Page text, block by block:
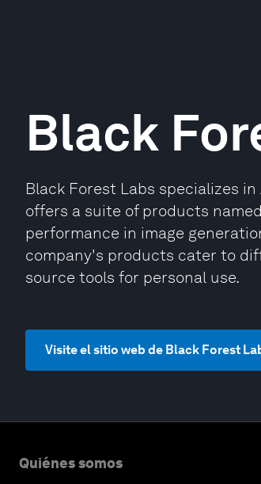
Black
Black Forest Labs specializes
offers a suite of products
performance in image
company's products cater to
source tools for personal use.
Visite el sitio web de Black Forest
Quiénes somos